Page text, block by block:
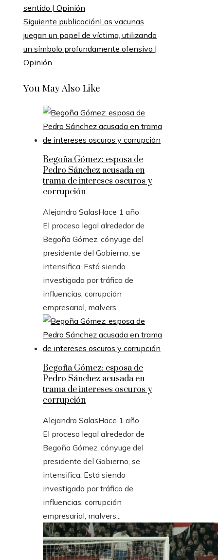
sentido | Opinión
Siguiente publicaciónLas vacunas
juegan un papel de víctima, utilizando
un símbolo profundamente ofensivo |
Opinión
You May Also Like
Begoña Gómez: esposa de
Pedro Sánchez acusada en
trama de intereses oscuros y
corrupción
Alejandro SalasHace 1 año
El proceso legal alrededor de
Begoña Gómez, cónyuge del
presidente del Gobierno, se
intensifica. Está siendo
investigada por tráfico de
influencias, corrupción
empresarial, malvers...
Begoña Gómez: esposa de
Pedro Sánchez acusada en
trama de intereses oscuros y
corrupción
Alejandro SalasHace 1 año
El proceso legal alrededor de
Begoña Gómez, cónyuge del
presidente del Gobierno, se
intensifica. Está siendo
investigada por tráfico de
influencias, corrupción
empresarial, malvers...